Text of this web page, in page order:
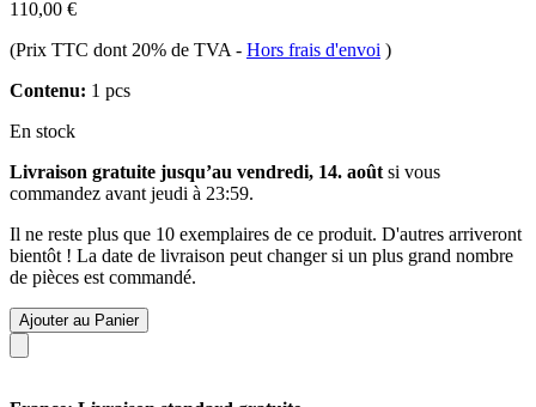
110,00 €
(Prix TTC dont 20% de TVA - Hors frais d'envoi )
Contenu: 1 pcs
En stock
Livraison gratuite jusqu’au vendredi, 14. août si vous
commandez avant jeudi à 23:59.
Il ne reste plus que 10 exemplaires de ce produit. D'autres arriveront
bientôt ! La date de livraison peut changer si un plus grand nombre
de pièces est commandé.
Ajouter au Panier